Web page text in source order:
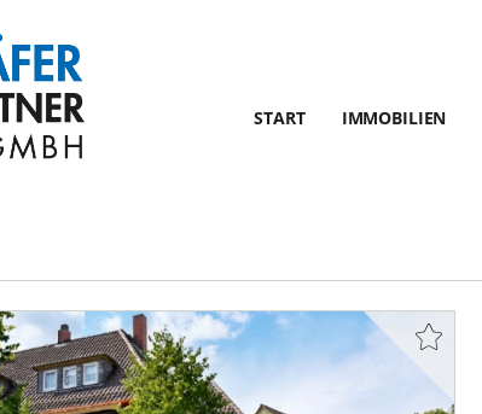
START IMMOBILIEN